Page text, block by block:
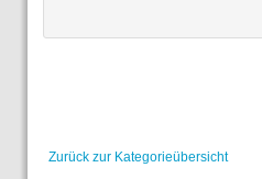
Zurück zur Kategorieübersicht